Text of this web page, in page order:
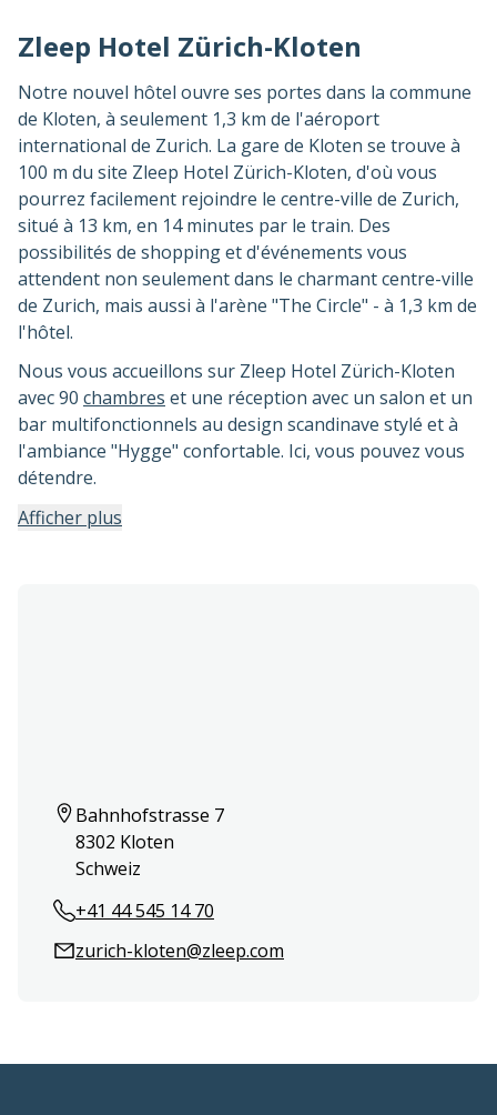
Zleep Hotel Zürich-Kloten
Notre nouvel hôtel ouvre ses portes dans la commune
de Kloten, à seulement 1,3 km de l'aéroport
international de Zurich. La gare de Kloten se trouve à
100 m du site Zleep Hotel Zürich-Kloten, d'où vous
pourrez facilement rejoindre le centre-ville de Zurich,
situé à 13 km, en 14 minutes par le train. Des
possibilités de shopping et d'événements vous
attendent non seulement dans le charmant centre-ville
de Zurich, mais aussi à l'arène "The Circle" - à 1,3 km de
l'hôtel.
Nous vous accueillons sur Zleep Hotel Zürich-Kloten
avec 90 chambres et une réception avec un salon et un
bar multifonctionnels au design scandinave stylé et à
l'ambiance "Hygge" confortable. Ici, vous pouvez vous
détendre.
Afficher plus
Bahnhofstrasse 7
8302 Kloten
Schweiz
+41 44 545 14 70
zurich-kloten@zleep.com